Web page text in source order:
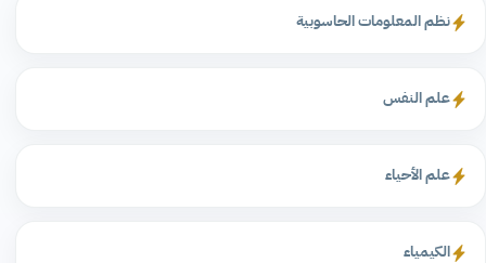
نظم المعلومات الحاسوبية
علم النفس
علم الأحياء
الكيمياء